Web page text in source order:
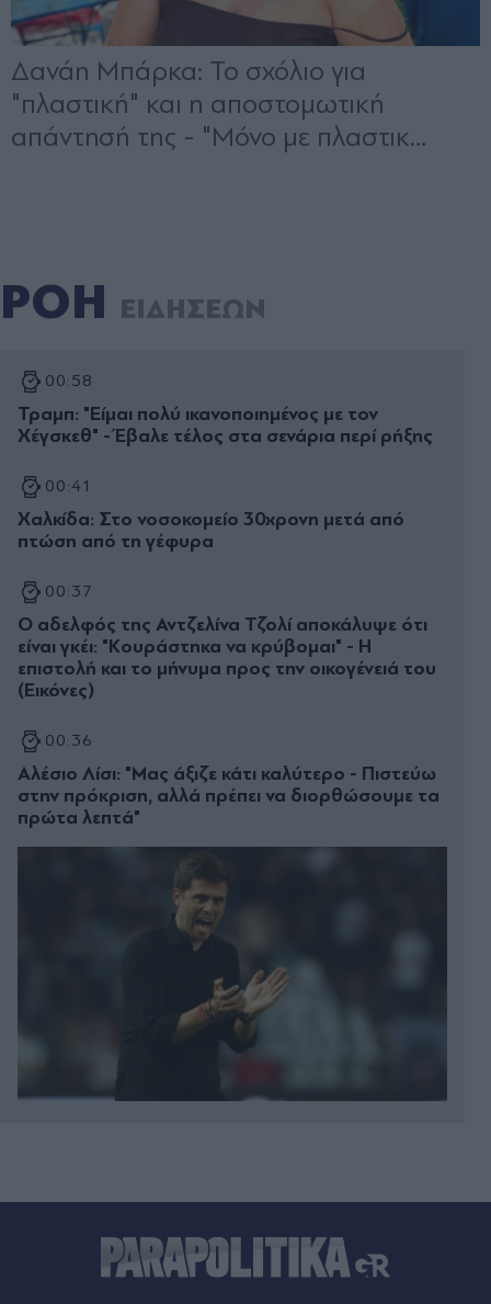
ΡΟΗ ΕΙΔΗΣΕΩΝ
00:58
Τραμπ: "Είμαι πολύ ικανοποιημένος με τον
Χέγσκεθ" - Έβαλε τέλος στα σενάρια περί ρήξης
00:41
Χαλκίδα: Στο νοσοκομείο 30χρονη μετά από
πτώση από τη γέφυρα
00:37
Ο αδελφός της Αντζελίνα Τζολί αποκάλυψε ότι
είναι γκέι: "Κουράστηκα να κρύβομαι" - Η
επιστολή και το μήνυμα προς την οικογένειά του
(Εικόνες)
00:36
Αλέσιο Λίσι: "Μας άξιζε κάτι καλύτερο - Πιστεύω
στην πρόκριση, αλλά πρέπει να διορθώσουμε τα
πρώτα λεπτά"
Γαλλία: Απάντησε η πρόεδρος των Οικολόγων